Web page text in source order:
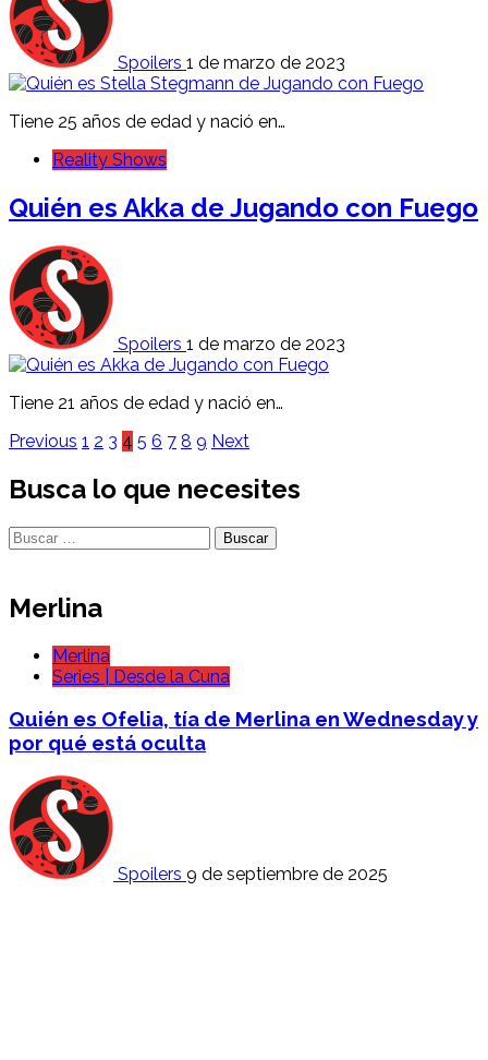
Spoilers 1 de marzo de 2023
Tiene 25 años de edad y nació en…
Reality Shows
Quién es Akka de Jugando con Fuego
Spoilers 1 de marzo de 2023
Tiene 21 años de edad y nació en…
Paginación
de
entradas
Previous 1 2 3 4 5 6 7 8 9 Next
Busca lo que necesites
Buscar:
Merlina
Merlina
Series | Desde la Cuna
Quién es Ofelia, tía de Merlina en Wednesday y
por qué está oculta
Spoilers 9 de septiembre de 2025